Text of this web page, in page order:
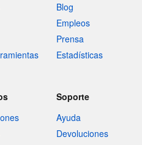
Blog
Empleos
Prensa
Estadísticas
Soporte
Ayuda
Devoluciones